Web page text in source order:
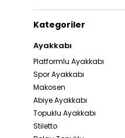
Kategoriler
Ayakkabı
Platformlu Ayakkabı
Spor Ayakkabı
Makosen
Abiye Ayakkabı
Topuklu Ayakkabı
Stiletto